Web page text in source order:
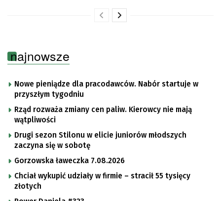
najnowsze
Nowe pieniądze dla pracodawców. Nabór startuje w
przyszłym tygodniu
Rząd rozważa zmiany cen paliw. Kierowcy nie mają
wątpliwości
Drugi sezon Stilonu w elicie juniorów młodszych
zaczyna się w sobotę
Gorzowska ławeczka 7.08.2026
Chciał wykupić udziały w firmie – stracił 55 tysięcy
złotych